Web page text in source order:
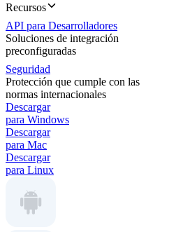
Recursos
API para Desarrolladores
Soluciones de integración
preconfiguradas
Seguridad
Protección que cumple con las
normas internacionales
Descargar
para Windows
Descargar
para Mac
Descargar
para Linux